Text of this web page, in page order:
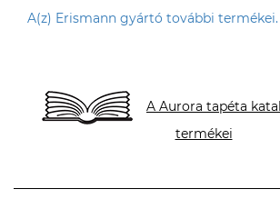
A(z) Erismann gyártó további termékei.
A Aurora tapéta
termékei